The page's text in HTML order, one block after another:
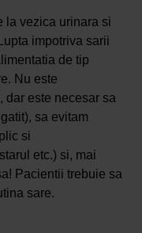
la vezica urinara si
impotriva sarii
de tip
Nu este
dar este necesar sa
sa evitam
si
etc.) si, mai
Pacientii trebuie sa
sare.